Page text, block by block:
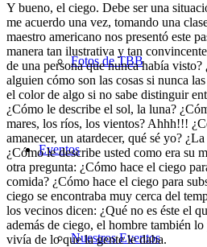
Fotos de TBB
Eventos
Nuestros Eventos
Y bueno, el ciego. Debe ser una
me acuerdo una vez, tomando una
maestro americano nos presentó este
manera tan ilustrativa y tan
de una persona que nunca había
alguien cómo son las cosas si nunca
el color de algo si no sabe distinguir
¿Cómo le describe el sol, la luna?
mares, los ríos, los vientos? Ahhh!!!
amanecer, un atardecer, qué sé yo?
¿Cómo le describe usted como era su
otra pregunta: ¿Cómo hace el ciego
comida? ¿Cómo hace el ciego para
ciego se encontraba muy cerca del
los vecinos dicen: ¿Qué no es éste el
además de ciego, el hombre también
vivía de lo que la gente le daba.